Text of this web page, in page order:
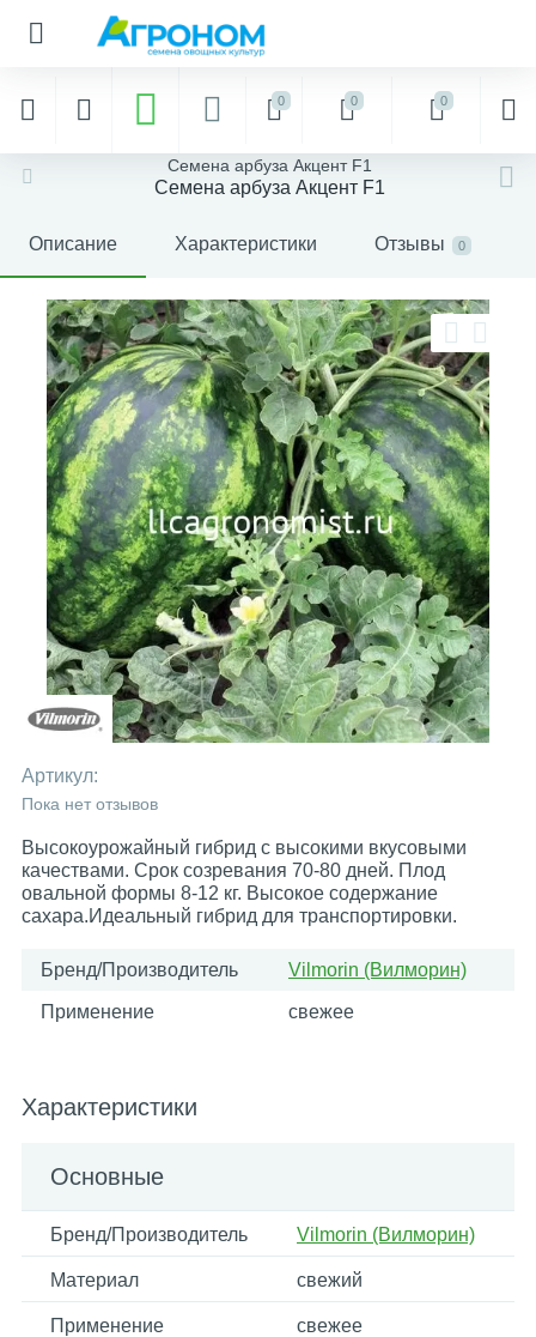
0 0 0
Семена арбуза Акцент F1
Семена арбуза Акцент F1
Описание Характеристики Отзывы 0
Артикул:
Пока нет отзывов
Высокоурожайный гибрид с высокими вкусовыми
качествами. Срок созревания 70-80 дней. Плод
овальной формы 8-12 кг. Высокое содержание
сахара.Идеальный гибрид для транспортировки.
Бренд/Производитель Vilmorin (Вилморин)
Применение свежее
Характеристики
Основные
Бренд/Производитель Vilmorin (Вилморин)
Материал свежий
Применение свежее